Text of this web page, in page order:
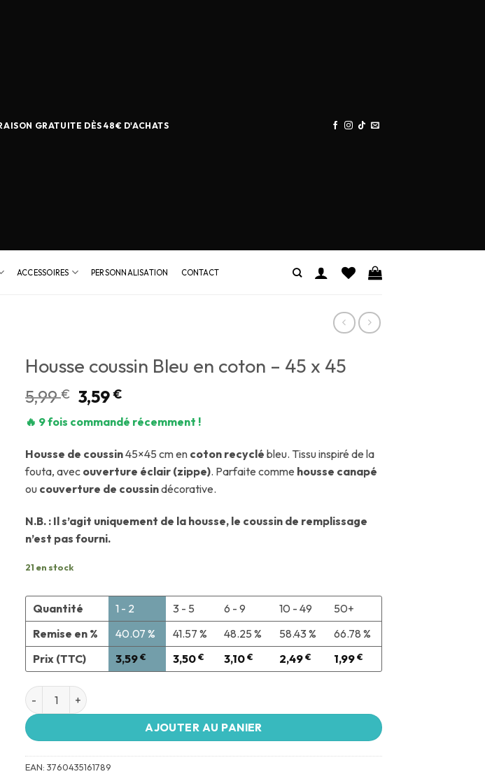
GRATUITE DÈS 48€ D'ACHATS
ACCESSOIRES PERSONNALISATION CONTACT
Housse coussin Bleu en coton – 45 x 45
5,99€ 3,59€
🔥 9 fois commandé récemment !
Housse de coussin45×45 cm en coton recyclé bleu. Tissu inspiré de la
fouta, avec ouverture éclair (zippe). Parfaite comme housse canapé
ou couverture de coussindécorative.
N.B. : Il s’agit uniquement de la housse, le coussin de remplissage
n’est pas fourni.
21 en stock
Quantité
Remise en %
Prix (TTC)
1 - 2
40.07 %
3,59 €
3 - 5
41.57 %
3,50 €
6 - 9
48.25 %
3,10€
10 - 49
58.43 %
2,49€
50+
66.78 %
1,99€
AJOUTER AU PANIER
EAN: 3760435161789